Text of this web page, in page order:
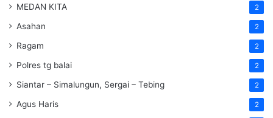
MEDAN KITA 2
Asahan 2
Ragam 2
Polres tg balai 2
Siantar – Simalungun, Sergai – Tebing 2
Agus Haris 2